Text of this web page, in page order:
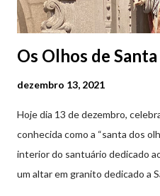
Os Olhos de
dezembro 13, 2021
Hoje dia 13 de dezembro,
conhecida como a “santa dos
interior do santuário dedicado
um altar em granito dedicado a